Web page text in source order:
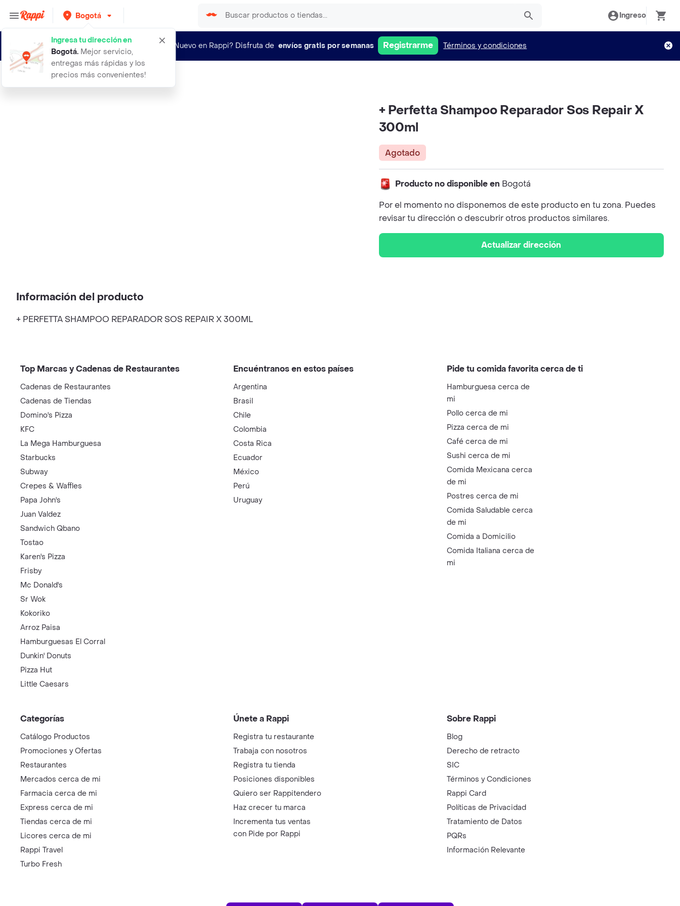
Bogotá
Ingresa tu dirección en
Bogotá. Mejor servicio,
entregas más rápidas y los
precios más convenientes!
Ingreso
¿Nuevo en Rappi? Disfruta de envíos gratis por semanas Registrarme Términos y condiciones
perfetta shampoo reparador sos repa
+ Perfetta Shampoo Reparador Sos Repair X
300ml
Agotado
Producto no disponible en Bogotá
Por el momento no disponemos de este producto en tu zona. Puedes
revisar tu dirección o descubrir otros productos similares.
Actualizar dirección
Información del producto
+ PERFETTA SHAMPOO REPARADOR SOS REPAIR X 300ML
Top Marcas y Cadenas de Restaurantes
Cadenas de Restaurantes
Cadenas de Tiendas
Domino's Pizza
KFC
La Mega Hamburguesa
Starbucks
Subway
Crepes & Waffles
Papa John's
Juan Valdez
Sandwich Qbano
Tostao
Karen's Pizza
Frisby
Mc Donald's
Sr Wok
Kokoriko
Arroz Paisa
Hamburguesas El Corral
Dunkin' Donuts
Pizza Hut
Little Caesars
Encuéntranos en estos países
Argentina
Brasil
Chile
Colombia
Costa Rica
Ecuador
México
Perú
Uruguay
Pide tu comida favorita cerca de ti
Hamburguesa cerca de
mi
Pollo cerca de mi
Pizza cerca de mi
Café cerca de mi
Sushi cerca de mi
Comida Mexicana cerca
de mi
Postres cerca de mi
Comida Saludable cerca
de mi
Comida a Domicilio
Comida Italiana cerca de
mi
Categorías
Catálogo Productos
Promociones y Ofertas
Restaurantes
Mercados cerca de mi
Farmacia cerca de mi
Express cerca de mi
Tiendas cerca de mi
Licores cerca de mi
Rappi Travel
Turbo Fresh
Únete a Rappi
Registra tu restaurante
Trabaja con nosotros
Registra tu tienda
Posiciones disponibles
Quiero ser Rappitendero
Haz crecer tu marca
Incrementa tus ventas
con Pide por Rappi
Sobre Rappi
Blog
Derecho de retracto
SIC
Términos y Condiciones
Rappi Card
Políticas de Privacidad
Tratamiento de Datos
PQRs
Información Relevante